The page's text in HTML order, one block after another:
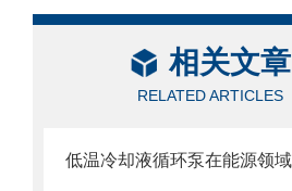
相关文章
RELATED ARTICLES